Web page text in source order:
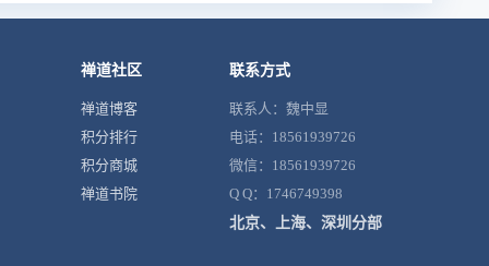
禅道社区
禅道博客
积分排行
积分商城
禅道书院
联系方式
联系人：魏中显
电话：18561939726
微信：18561939726
Q Q：1746749398
北京、上海、深圳分部